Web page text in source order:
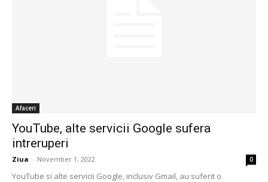
Afaceri
YouTube, alte servicii Google sufera
intreruperi
Ziua - November 1, 2022 0
YouTube si alte servicii Google, inclusiv Gmail, au suferit o